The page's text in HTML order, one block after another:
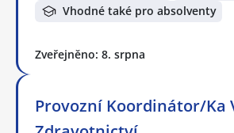
Vhodné také pro absolventy
Zveřejněno: 8. srpna
Provozní Koordinátor/Ka